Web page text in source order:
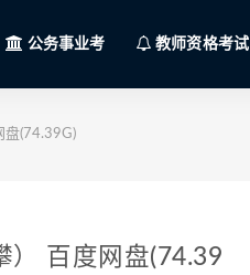
公务事业考 教师资格考试
盘(74.39G)
） 百度网盘(74.39